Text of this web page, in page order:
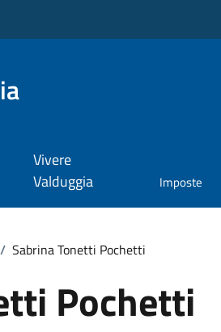
Vivere
Valduggia
Imposte
/ Sabrina Tonetti Pochetti
Pochetti